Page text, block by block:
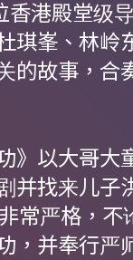
港殿堂级
琪峯、林岭
的故事，合
》以大哥大
并找来儿子
常严格，不
，并奉行严